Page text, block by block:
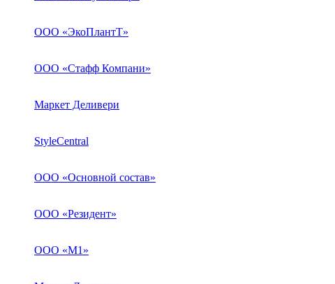
ООО «ЭкоПлантТ»
ООО «Стафф Компани»
Маркет Деливери
StyleCentral
ООО «Основной состав»
ООО «Резидент»
ООО «М1»